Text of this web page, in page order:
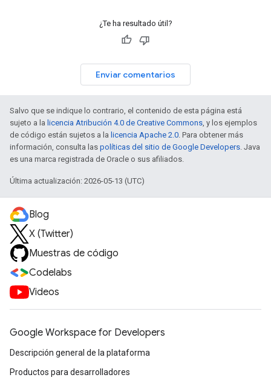
¿Te ha resultado útil?
Enviar comentarios
Salvo que se indique lo contrario, el contenido de esta página está
sujeto a la licencia Atribución 4.0 de Creative Commons, y los ejemplos
de código están sujetos a la licencia Apache 2.0. Para obtener más
información, consulta las políticas del sitio de Google Developers. Java
es una marca registrada de Oracle o sus afiliados.
Última actualización: 2026-05-13 (UTC)
Blog
X (Twitter)
Muestras de código
Codelabs
Videos
Google Workspace for Developers
Descripción general de la plataforma
Productos para desarrolladores